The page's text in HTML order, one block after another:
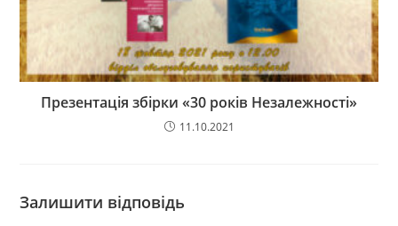
Презентація збірки «30 років Незалежності»
11.10.2021
Залишити відповідь